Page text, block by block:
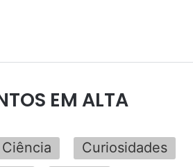
EM ALTA
Ciência
Curiosidades